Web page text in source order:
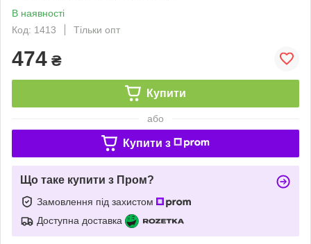
В наявності
Код: 1413
Тільки опт
474 ₴
Купити
або
Купити з
Що таке купити з Пром?
Замовлення під захистом
Доступна доставка